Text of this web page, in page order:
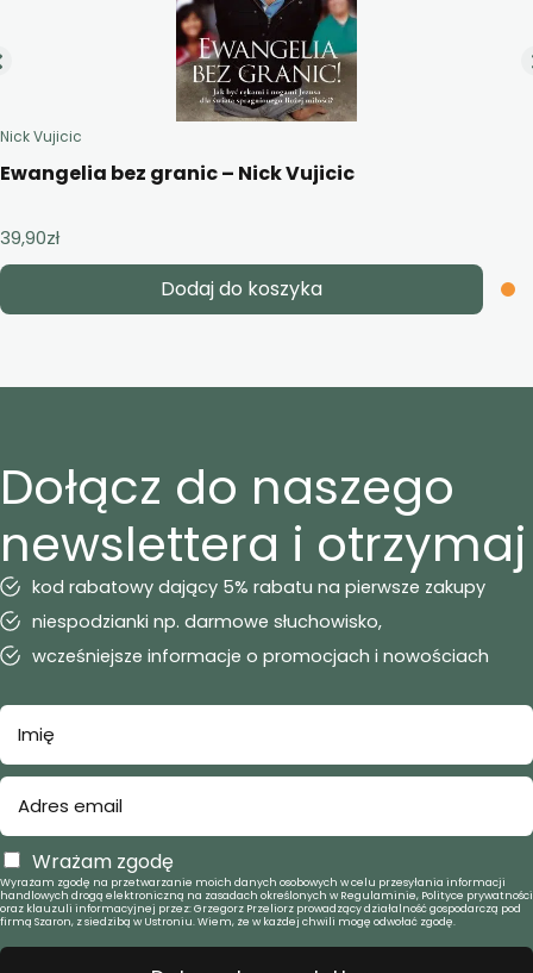
Nick Vujicic
Ewangelia bez granic – Nick Vujicic
39,90zł
Dodaj do koszyka
Dołącz do naszego
newslettera i otrzymaj
kod rabatowy dający 5% rabatu na pierwsze zakupy
niespodzianki np. darmowe słuchowisko,
wcześniejsze informacje o promocjach i nowościach
Wrażam zgodę
Wyrażam zgodę na przetwarzanie moich danych osobowych w celu przesyłania informacji
handlowych drogą elektroniczną na zasadach określonych w Regulaminie, Polityce prywatności
oraz klauzuli informacyjnej przez: Grzegorz Przeliorz prowadzący działalność gospodarczą pod
firmą Szaron, z siedzibą w Ustroniu. Wiem, że w każdej chwili mogę odwołać zgodę.